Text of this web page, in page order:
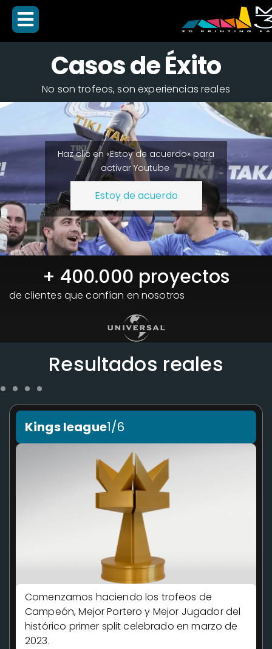
Casos de Éxito
No son trofeos, son experiencias reales
Haz clic en «Estoy de acuerdo» para
activar Youtube
Estoy de acuerdo
+ 400.000 proyectos
de clientes que confían en nosotros
Resultados reales
Kings league1/6
Comenzamos haciendo los trofeos de
Campeón, Mejor Portero y Mejor Jugador del
histórico primer split celebrado en marzo de
2023.